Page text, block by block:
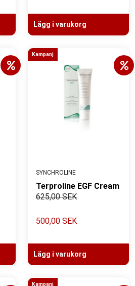
Lägg i varukorg
Kampanj
SYNCHROLINE
Terproline EGF Cream
625,00 SEK
500,00 SEK
Lägg i varukorg
Kampanj